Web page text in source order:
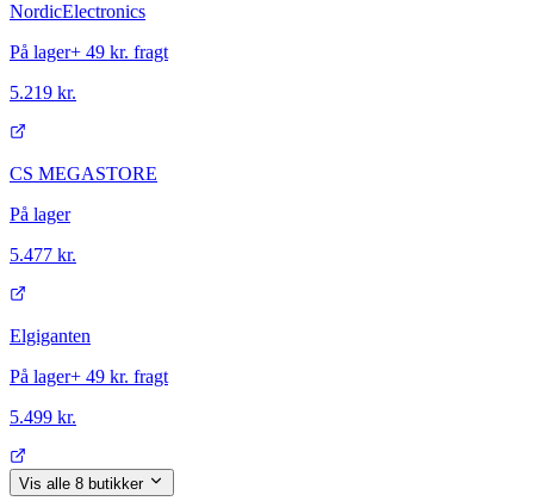
NordicElectronics
På lager+ 49 kr. fragt
5.219 kr.
CS MEGASTORE
På lager
5.477 kr.
Elgiganten
På lager+ 49 kr. fragt
5.499 kr.
Vis alle 8 butikker